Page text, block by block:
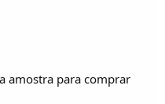
amostra para comprar